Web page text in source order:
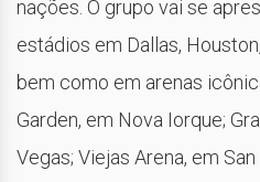
nações. O grupo vai se
estádios em Dallas,
bem como em arenas
Garden, em Nova Iorque;
Vegas; Viejas Arena, em